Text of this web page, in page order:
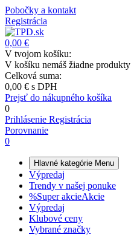
Pobočky a kontakt
Registrácia
0,00 €
V tvojom košíku:
V košíku nemáš žiadne produkty
Celková suma:
0,00 € s DPH
Prejsť do nákupného košíka
0
Prihlásenie Registrácia
Porovnanie
0
Hlavné kategórie Menu
Výpredaj
Trendy v našej ponuke
%Super akcieAkcie
Výpredaj
Klubové ceny
Vybrané značky